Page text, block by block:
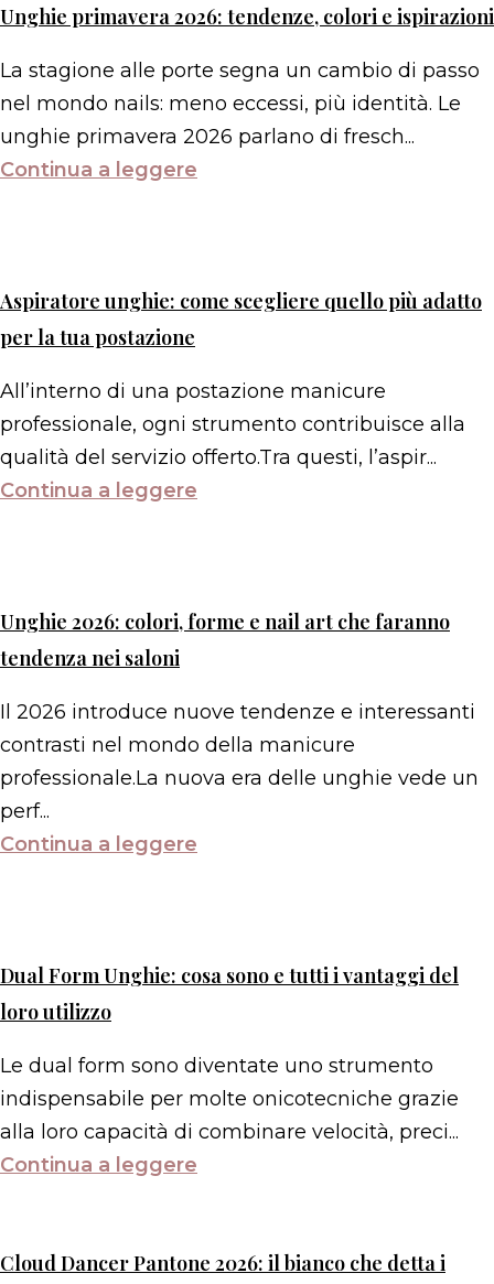
Unghie primavera 2026: tendenze, colori e ispirazioni
La stagione alle porte segna un cambio di passo
nel mondo nails: meno eccessi, più identità. Le
unghie primavera 2026 parlano di fresch...
Continua a leggere
Aspiratore unghie: come scegliere quello più adatto
per la tua postazione
All’interno di una postazione manicure
professionale, ogni strumento contribuisce alla
qualità del servizio offerto.Tra questi, l’aspir...
Continua a leggere
Unghie 2026: colori, forme e nail art che faranno
tendenza nei saloni
Il 2026 introduce nuove tendenze e interessanti
contrasti nel mondo della manicure
professionale.La nuova era delle unghie vede un
perf...
Continua a leggere
Dual Form Unghie: cosa sono e tutti i vantaggi del
loro utilizzo
Le dual form sono diventate uno strumento
indispensabile per molte onicotecniche grazie
alla loro capacità di combinare velocità, preci...
Continua a leggere
Cloud Dancer Pantone 2026: il bianco che detta i